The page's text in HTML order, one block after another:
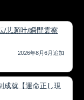
/悲願叶/瞬間霊察
2026年8月6月追加
成就【運命正し現